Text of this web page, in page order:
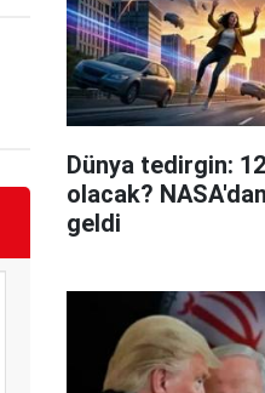
Dünya tedirgin:
olacak?
geldi